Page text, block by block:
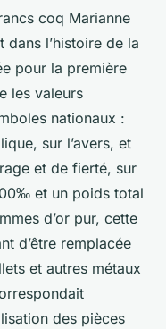
coq Marianne
l’histoire de la
pour la première
les valeurs
nationaux :
sur l’avers, et
et de fierté, sur
et un poids total
d’or pur, cette
d’être remplacée
et autres métaux
des pièces